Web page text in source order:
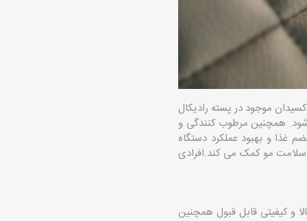
موجود در پسته رادیکال
شود. همچنین مرطوب کنندگی و
و بهبود عملکرد دستگاه
مو کمک می کند.افرادی
و کیفیتی قابل قبول همچنین